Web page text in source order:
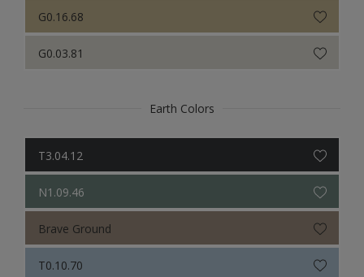
G0.16.68
G0.03.81
Earth Colors
T3.04.12
N1.09.46
Brave Ground
T0.10.70